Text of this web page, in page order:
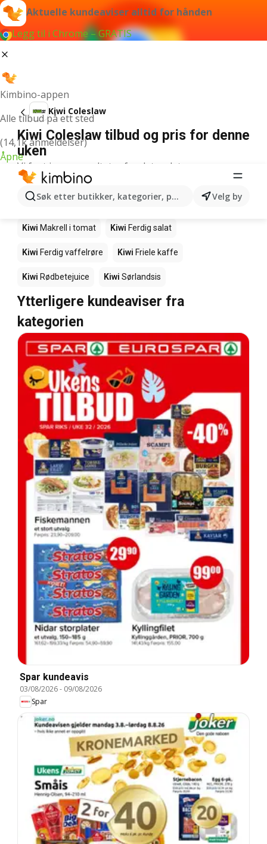
Aktuelle kundeaviser alltid for hånden
Legg til i Chrome – GRATIS
Kimbino-appen
Alle tilbud på ett sted
(14,1k anmeldelser)
Åpne
Søk etter butikker, kategorier, produkter...Velg by
Kiwi Coleslaw
Kiwi Coleslaw tilbud og pris for denne
uken
Vi fant ingen resultater for det ordet.
Andre produkter i butikkene Kiwi
Kiwi Fårikålkjøtt
Kiwi Makrell i tomat Kiwi Ferdig salat
Kiwi Ferdig vaffelrøre Kiwi Friele kaffe
Kiwi Rødbetejuice Kiwi Sørlandsis
Ytterligere kundeaviser fra
kategorien
Spar kundeavis
03/08/2026- 09/08/2026
Spar